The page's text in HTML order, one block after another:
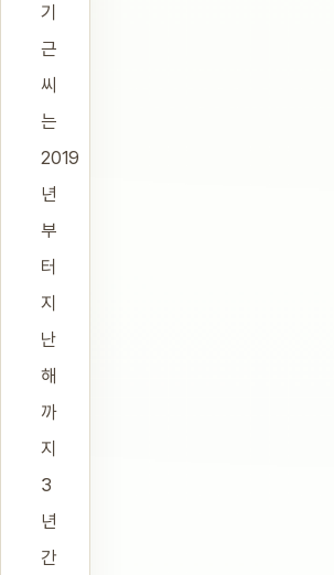
기
근
씨
는
2019
년
부
터
지
난
해
까
지
3
년
간